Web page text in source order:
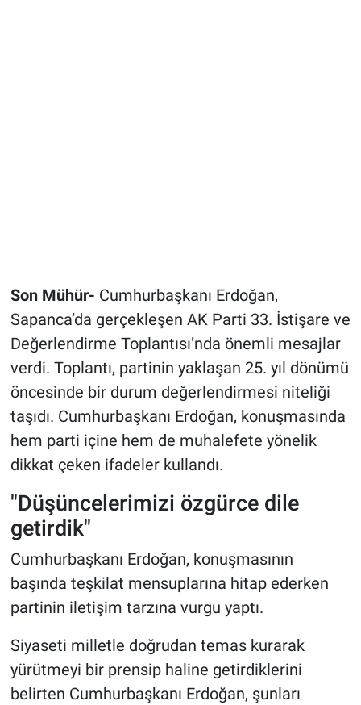
Son Mühür- Cumhurbaşkanı Erdoğan,
Sapanca’da gerçekleşen AK Parti 33. İstişare ve
Değerlendirme Toplantısı’nda önemli mesajlar
verdi. Toplantı, partinin yaklaşan 25. yıl dönümü
öncesinde bir durum değerlendirmesi niteliği
taşıdı. Cumhurbaşkanı Erdoğan, konuşmasında
hem parti içine hem de muhalefete yönelik
dikkat çeken ifadeler kullandı.
"Düşüncelerimizi özgürce dile
getirdik"
Cumhurbaşkanı Erdoğan, konuşmasının
başında teşkilat mensuplarına hitap ederken
partinin iletişim tarzına vurgu yaptı.
Siyaseti milletle doğrudan temas kurarak
yürütmeyi bir prensip haline getirdiklerini
belirten Cumhurbaşkanı Erdoğan, şunları